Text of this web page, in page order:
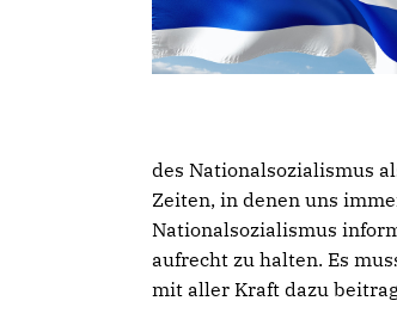
des Nationalsozialismus
Zeiten, in denen uns
Nationalsozialismus
aufrecht zu halten. Es
mit aller Kraft dazu